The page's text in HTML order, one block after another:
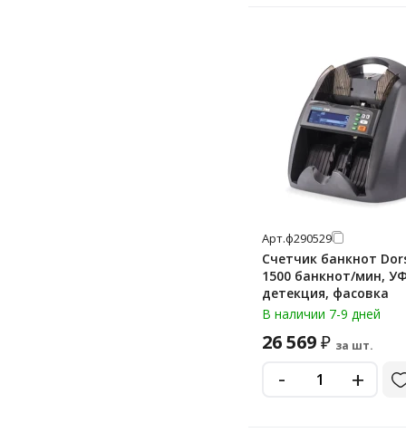
Арт.ф290529
Счетчик банкнот
1500 банкнот/мин,
детекция, фасовка
В наличии 7-9 дней
26 569₽ за шт.
- +